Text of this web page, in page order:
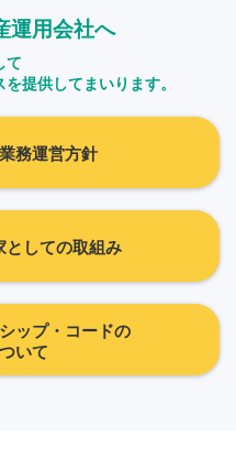
運用会社へ
て
提供してまいります。
務運営方針
としての取組み
ップ・コードの
いて